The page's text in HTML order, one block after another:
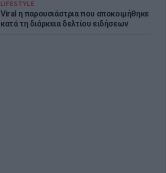
LIFESTYLE
Viral η παρουσιάστρια που αποκοιμήθηκε
κατά τη διάρκεια δελτίου ειδήσεων